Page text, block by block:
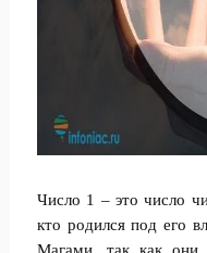
Число 1 – это число
кто родился под его